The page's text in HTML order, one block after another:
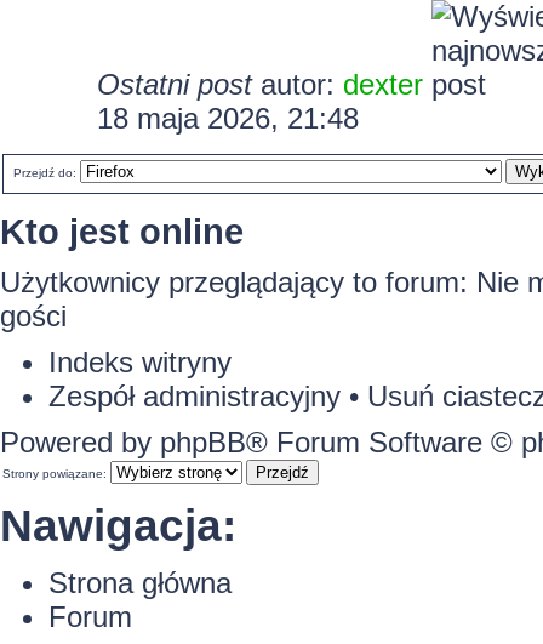
Ostatni postautor: dexter
18 maja 2026, 21:48
Przejdź do:
Kto jest online
Użytkownicy przeglądający to forum: Nie
gości
Indeks witryny
Zespół administracyjny • Usuń
Powered by phpBB® Forum Software ©
Strony powiązane:
Nawigacja:
Strona główna
Forum